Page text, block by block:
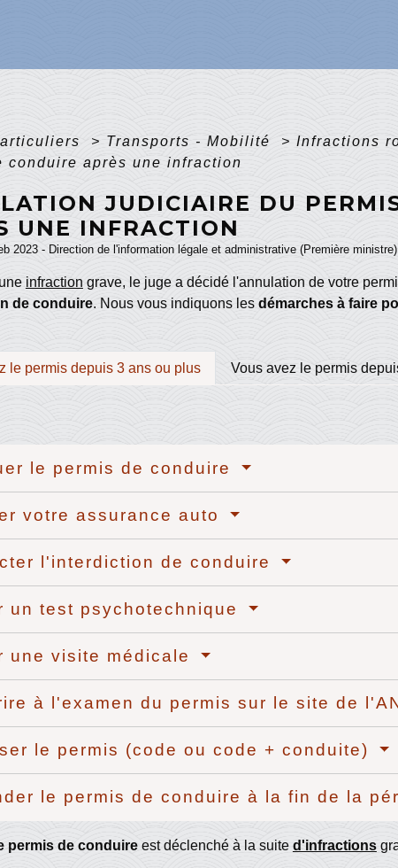
> Transports - Mobilité > Infractions
conduire après une infraction
JUDICIAIRE DU
UNE INFRACTION
2023 - Direction de l'information légale et administrative (Première ministre)
infraction grave, le juge a décidé l'annulation de votre
de conduire. Nous vous indiquons les démarches à faire
le permis depuis 3 ans ou plus Vous avez le permis
le permis de conduire
votre assurance auto
l'interdiction de conduire
un test psychotechnique
une visite médicale
à l'examen du permis sur le site de
le permis (code ou code + conduite)
le permis de conduire à la fin de la
permis de conduireest déclenché à la suite d'infractions